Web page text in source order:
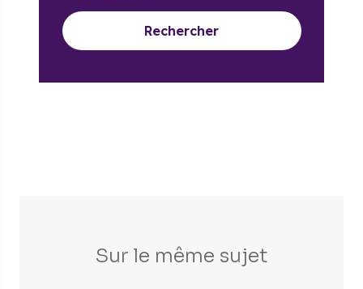
Rechercher
Sur le même sujet